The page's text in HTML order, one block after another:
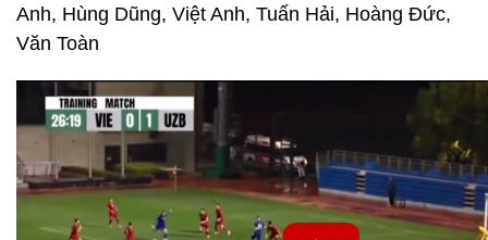
Anh, Hùng Dũng, Việt Anh, Tuấn Hải, Hoàng Đức,
Văn Toàn